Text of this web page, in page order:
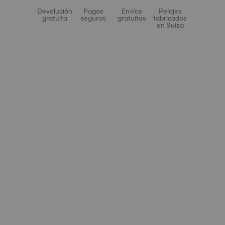
Devolución
gratuita
Pagos
seguros
Envíos
gratuitos
Relojes
fabricados
en Suiza